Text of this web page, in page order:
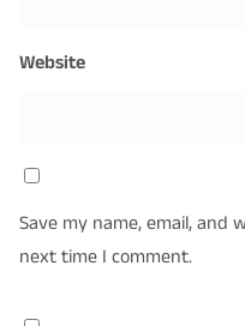
Website
Save my name, email,
next time I comment.